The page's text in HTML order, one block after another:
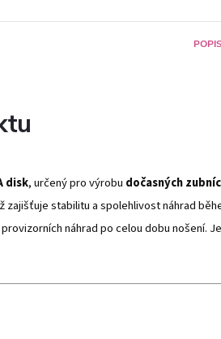
disk, určený pro výrobu dočasných
stabilitu a spolehlivost náhrad
náhrad po celou dobu nošení.